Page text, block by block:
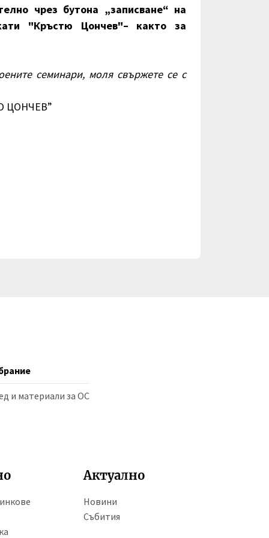
чрез бутона „записване“ на
"Кръстю Цончев"– както за
семинари, моля свържете се с
ЦОНЧЕВ”
и материали за ОС
Актуално
Новини
Събития